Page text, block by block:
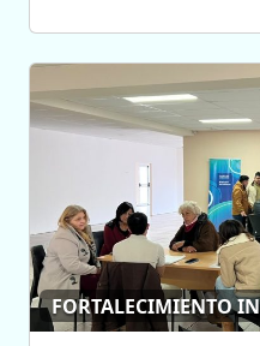
FORTALECIMIENTO